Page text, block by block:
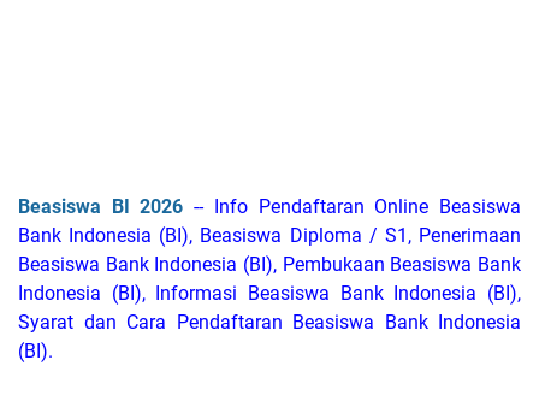
Beasiswa BI 2026 -- Info Pendaftaran Online Beasiswa
Bank Indonesia (BI), Beasiswa Diploma / S1, Penerimaan
Beasiswa Bank Indonesia (BI), Pembukaan Beasiswa Bank
Indonesia (BI), Informasi Beasiswa Bank Indonesia (BI),
Syarat dan Cara Pendaftaran Beasiswa Bank Indonesia
(BI).